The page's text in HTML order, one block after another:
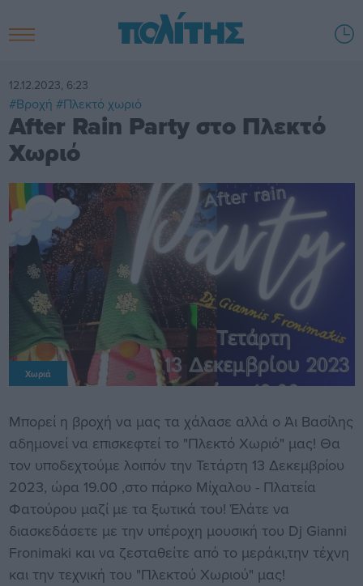
12.12.2023, 6:23
#Βροχή #Πλεκτό χωριό
After Rain Party στο Πλεκτό
Χωριό
Χωριά
Μπορεί η βροχή να μας τα χάλασε αλλά ο Άι Βασίλης
αδημονεί να επισκεφτεί το "Πλεκτό Χωριό" μας! Θα
τον υποδεχτούμε λοιπόν την Τετάρτη 13 Δεκεμβρίου
2023, ώρα 19.00 ,στο πάρκο Μίχαλου - Πλατεία
Φατούρου μαζί με τα ξωτικά του! Έλάτε να
διασκεδάσετε με την υπέροχη μουσική του Dj Gianni
Fronimaki και να ζεσταθείτε από το μεράκι,την τέχνη
και την τεχνική του "Πλεκτού Χωριού" μας!